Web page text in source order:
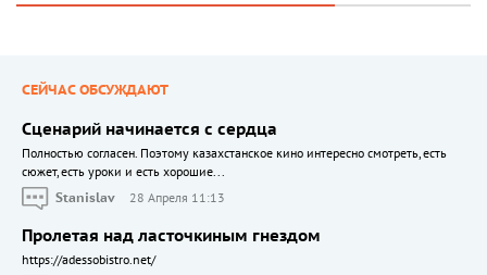
СЕЙЧАС ОБСУЖДАЮТ
Сценарий начинается с сердца
Полностью согласен. Поэтому казахстанское кино интересно смотреть, есть
сюжет, есть уроки и есть хорошие...
Stanislav
28 Апреля 11:13
Пролетая над ласточкиным гнездом
https://adessobistro.net/